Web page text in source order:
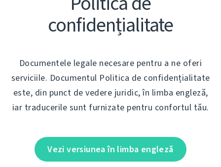
confidențialitate
Documentele legale necesare pentru a ne oferi
serviciile. Documentul Politica de confidențialitate
este, din punct de vedere juridic, în limba engleză,
iar traducerile sunt furnizate pentru confortul tău.
Vezi versiunea în limba engleză